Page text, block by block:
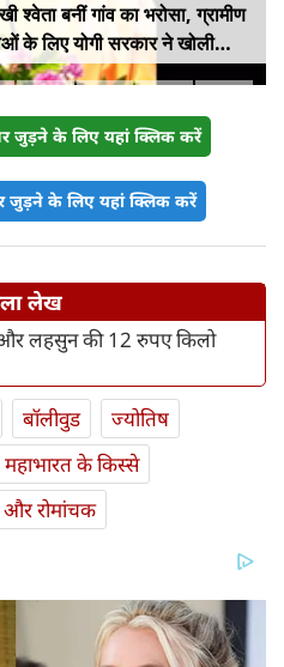
श्वेता बनीं गांव का भरोसा, ग्रामीण
के लिए योगी सरकार ने खोली
की राह
जुड़ने के लिए यहां क्लिक करें
जुड़ने के लिए यहां क्लिक करें
लेख
लहसुन की 12 रुपए किलो
बॉलीवुड
ज्योतिष
महाभारत के किस्से
रोमांचक